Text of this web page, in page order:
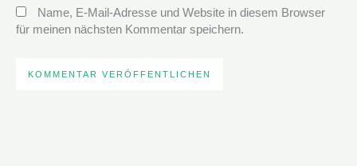
Name, E-Mail-Adresse und Website in diesem Browser
für meinen nächsten Kommentar speichern.